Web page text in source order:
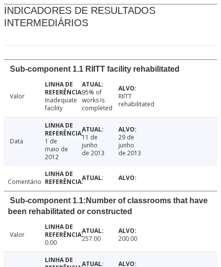
INDICADORES DE RESULTADOS
INTERMEDIÁRIOS
Sub-component 1.1 RIITT facility rehabilitated
Valor
Inadequate
facility
95% of
works is
completed
RIITT
rehabilitated
Data
1 de
maio de
2012
11 de
junho
de 2013
29 de
junho
de 2013
Comentário
Sub-component 1.1:Number of classrooms that have
been rehabilitated or constructed
Valor
0.00
257.00 200.00